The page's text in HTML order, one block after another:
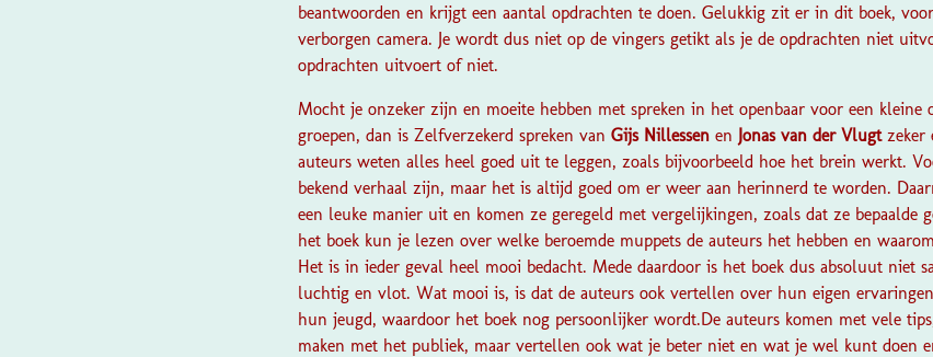
beantwoorden en krijgt een aantal opdrachten te doen. Gelukkig zit er in dit boek,
verborgen camera. Je wordt dus niet op de vingers getikt als je de opdrachten niet
opdrachten uitvoert of niet.
Mocht je onzeker zijn en moeite hebben met spreken in het openbaar voor een kleine
groepen, dan is Zelfverzekerd spreken van Gijs Nillessen en Jonas van der Vlugt zeker
auteurs weten alles heel goed uit te leggen, zoals bijvoorbeeld hoe het brein werkt.
bekend verhaal zijn, maar het is altijd goed om er weer aan herinnerd te worden.
een leuke manier uit en komen ze geregeld met vergelijkingen, zoals dat ze bepaalde
het boek kun je lezen over welke beroemde muppets de auteurs het hebben en
Het is in ieder geval heel mooi bedacht. Mede daardoor is het boek dus absoluut niet
luchtig en vlot. Wat mooi is, is dat de auteurs ook vertellen over hun eigen
hun jeugd, waardoor het boek nog persoonlijker wordt.De auteurs komen met vele
maken met het publiek, maar vertellen ook wat je beter niet en wat je wel kunt doen